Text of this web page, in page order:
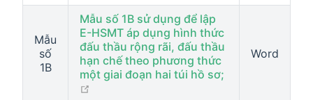
Mẫu
số
1B
Mẫu số 1B sử dụng để lập
E-HSMT áp dụng hình thức
đấu thầu rộng rãi, đấu thầu
hạn chế theo phương thức
một giai đoạn hai túi hồ sơ;
Word